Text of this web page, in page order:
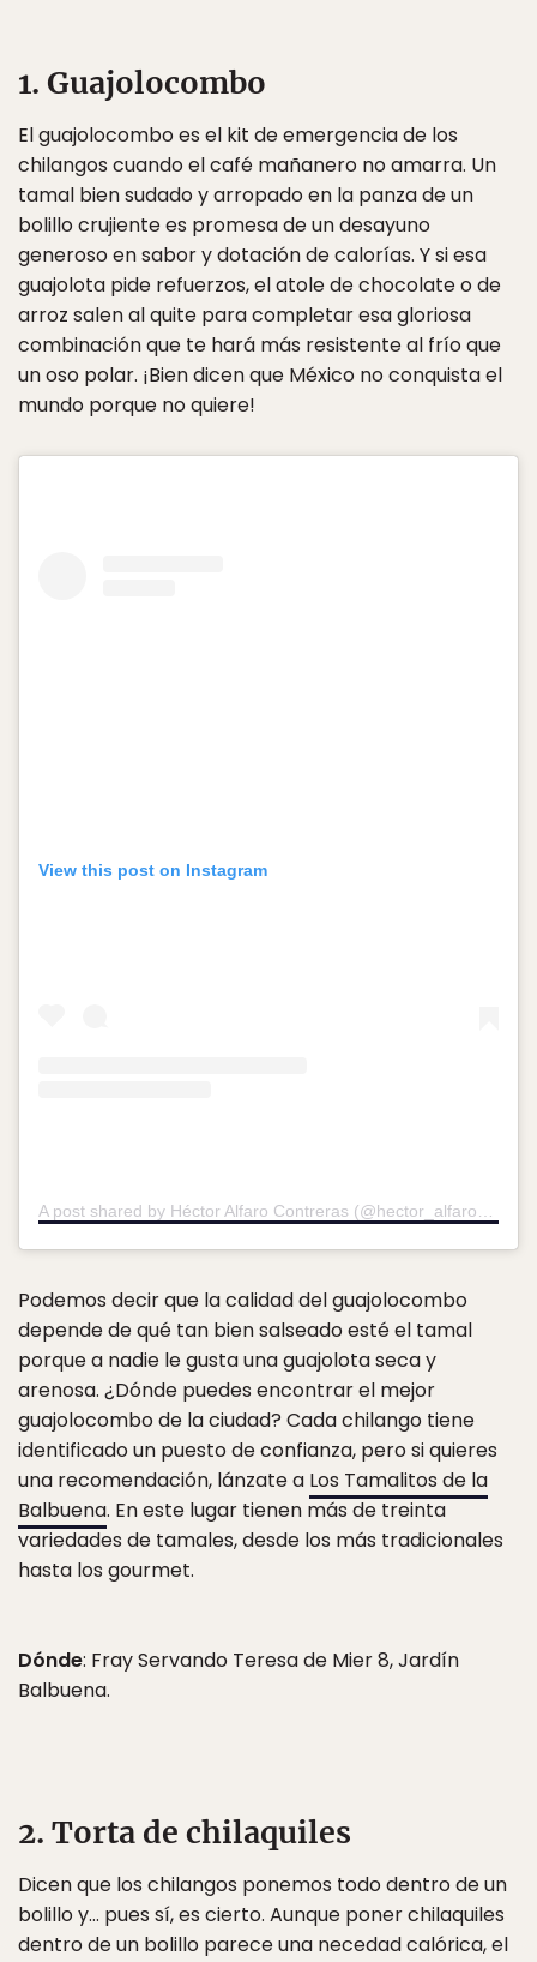
1. Guajolocombo
El guajolocombo es el kit de emergencia de los
chilangos cuando el café mañanero no amarra. Un
tamal bien sudado y arropado en la panza de un
bolillo crujiente es promesa de un desayuno
generoso en sabor y dotación de calorías. Y si esa
guajolota pide refuerzos, el atole de chocolate o de
arroz salen al quite para completar esa gloriosa
combinación que te hará más resistente al frío que
un oso polar. ¡Bien dicen que México no conquista el
mundo porque no quiere!
View this post on Instagram
A post shared by Héctor Alfaro Contreras (@hector_alfaro_fotografia)
Podemos decir que la calidad del guajolocombo
depende de qué tan bien salseado esté el tamal
porque a nadie le gusta una guajolota seca y
arenosa. ¿Dónde puedes encontrar el mejor
guajolocombo de la ciudad? Cada chilango tiene
identificado un puesto de confianza, pero si quieres
una recomendación, lánzate a Los Tamalitos de la
Balbuena. En este lugar tienen más de treinta
variedades de tamales, desde los más tradicionales
hasta los gourmet.
Dónde: Fray Servando Teresa de Mier 8, Jardín
Balbuena.
2. Torta de chilaquiles
Dicen que los chilangos ponemos todo dentro de un
bolillo y… pues sí, es cierto. Aunque poner chilaquiles
dentro de un bolillo parece una necedad calórica, el